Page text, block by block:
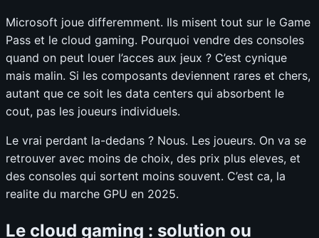
Microsoft joue differemment. Ils misent tout sur le Game
Pass et le cloud gaming. Pourquoi vendre des consoles
quand on peut louer l’acces aux jeux ? C’est cynique
mais malin. Si les composants deviennent rares et chers,
autant que ce soit les data centers qui absorbent le
cout, pas les joueurs individuels.
Le vrai perdant la-dedans ? Nous. Les joueurs. On va se
retrouver avec moins de choix, des prix plus eleves, et
des consoles qui sortent moins souvent. C’est ca, la
realite du marche GPU en 2025.
Le cloud gaming : solution ou